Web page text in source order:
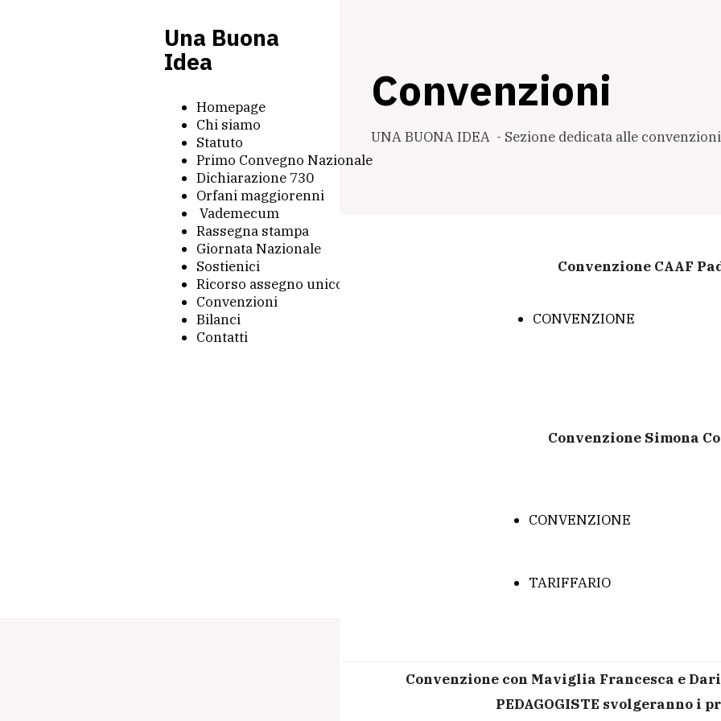
Una Buona
Idea
Convenzioni
Homepage
Chi siamo
Statuto
Primo Convegno Nazionale
Dichiarazione 730
Orfani maggiorenni
Vademecum
Rassegna stampa
Giornata Nazionale
Sostienici
Ricorso assegno unico
Convenzioni
Bilanci
Contatti
UNA BUONA IDEA - Sezione dedicata alle convenzioni
Convenzione CAAF
CONVENZIONE
Convenzione Simona
CONVENZIONE
TARIFFARIO
Convenzione con Maviglia Francesca e
PEDAGOGISTE svolgeranno i